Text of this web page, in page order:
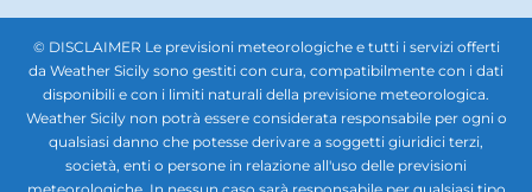
© DISCLAIMER Le previsioni meteorologiche e tutti i servizi offerti
da Weather Sicily sono gestiti con cura, compatibilmente con i dati
disponibili e con i limiti naturali della previsione meteorologica.
Weather Sicily non potrà essere considerata responsabile per ogni o
qualsiasi danno che potesse derivare a soggetti giuridici terzi,
società, enti o persone in relazione all'uso delle previsioni